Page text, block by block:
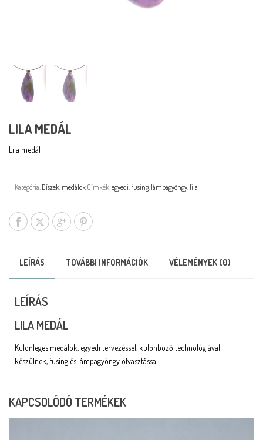
LILA MEDÁL
Lila medál
Kategória: Díszek, medálok Címkék:egyedi, fusing, lámpagyöngy, lila
LEÍRÁS TOVÁBBI INFORMÁCIÓK VÉLEMÉNYEK (0)
LEÍRÁS
LILA MEDÁL
Különleges medálok, egyedi tervezéssel, különböző technológiával
készülnek, fusing és lámpagyöngy olvasztással.
KAPCSOLÓDÓ TERMÉKEK